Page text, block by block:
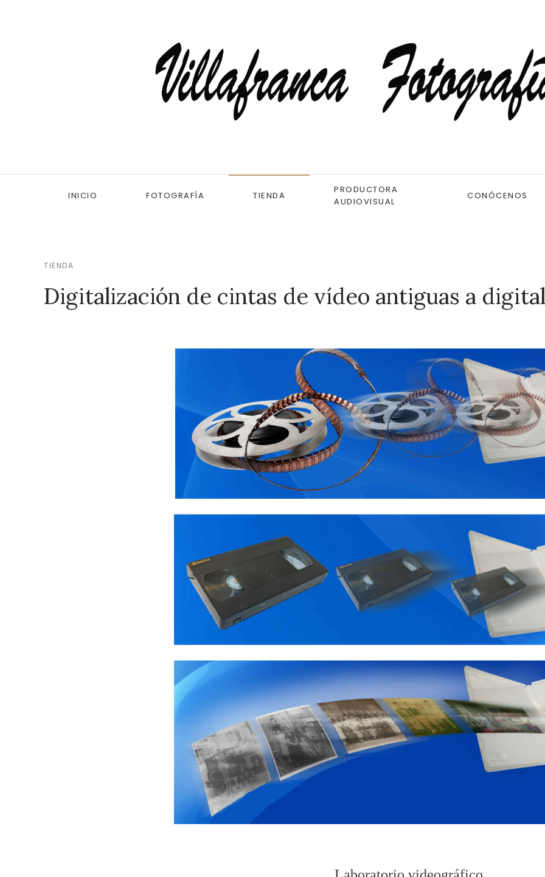
INICIO FOTOGRAFÍA TIENDA
PRODUCTORA
AUDIOVISUAL
CONÓCENOS
TIENDA
Digitalización de cintas de vídeo antiguas a digital